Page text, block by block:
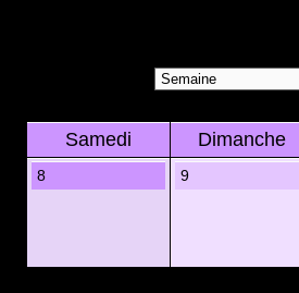
Samedi Dimanche
8 9